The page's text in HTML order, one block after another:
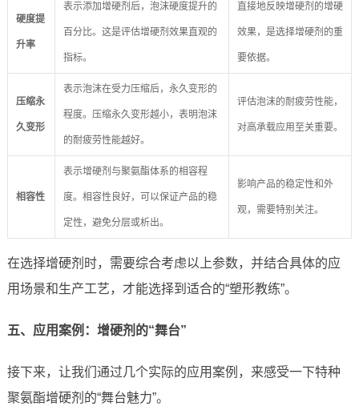
硬度提
升率
表示添加增硬剂后，泡沫硬度提升的
百分比。这是评估增硬剂效果直观的
指标。
直接地反映增硬剂的增硬
效果，是选择增硬剂的重
要依据。
压缩永
久变形
表示泡沫在受力压缩后，永久变形的
程度。压缩永久变形越小，表明泡沫
的耐疲劳性能越好。
评估泡沫的耐疲劳性能，
对高承载应用至关重要。
相容性
表示增硬剂与聚氨酯体系的相容程
度。相容性良好，可以保证产品的稳
定性，避免分层或析出。
影响产品的稳定性和外
观，需要特别关注。
在选择增硬剂时，需要综合考虑以上参数，并结合具体的应
用场景和生产工艺，才能选择到适合的“塑形教练”。
五、应用案例：增硬剂的“舞台”
接下来，让我们通过几个实际的应用案例，来感受一下特种
聚氨酯增硬剂的“舞台魅力”。